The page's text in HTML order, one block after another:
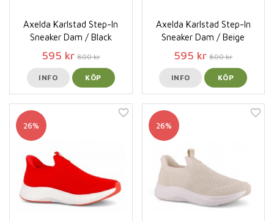
Axelda Karlstad Step-In
Sneaker Dam / Black
595 kr 800 kr
INFO KÖP
Axelda Karlstad Step-In
Sneaker Dam / Beige
595 kr 800 kr
INFO KÖP
26% 26%